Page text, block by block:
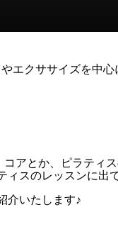
エクササイズを中
アとか、ピラティ
スのレッスンに出
介いたします♪